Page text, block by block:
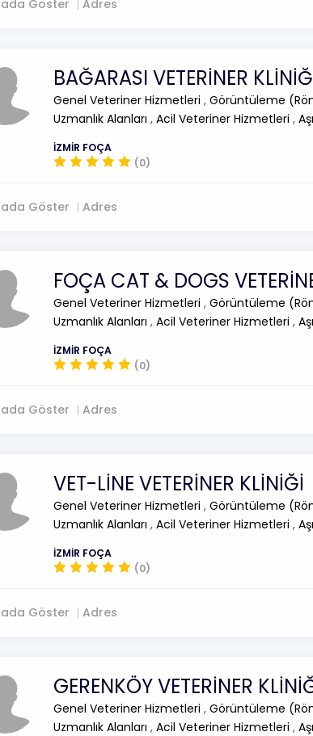
Göster Adres
BAĞARASI VETERİNER
Genel Veteriner Hizmetleri , Görüntüleme
Uzmanlık Alanları , Acil Veteriner Hizmetleri ,
İZMİR FOÇA
(0)
Göster Adres
FOÇA CAT & DOGS
Genel Veteriner Hizmetleri , Görüntüleme
Uzmanlık Alanları , Acil Veteriner Hizmetleri ,
İZMİR FOÇA
(0)
Göster Adres
VET-LİNE VETERİNER KLİNİĞİ
Genel Veteriner Hizmetleri , Görüntüleme
Uzmanlık Alanları , Acil Veteriner Hizmetleri ,
İZMİR FOÇA
(0)
Göster Adres
GERENKÖY VETERİNER
Genel Veteriner Hizmetleri , Görüntüleme
Uzmanlık Alanları , Acil Veteriner Hizmetleri ,